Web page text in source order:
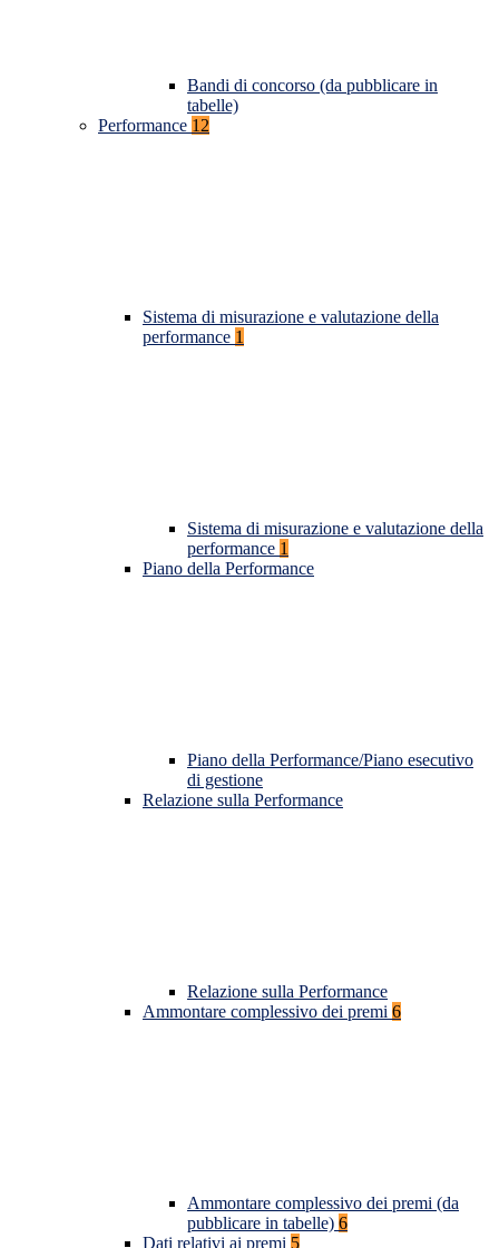
Bandi di concorso (da pubblicare in
tabelle)
Performance 12
Sistema di misurazione e valutazione della
performance 1
Sistema di misurazione e valutazione della
performance 1
Piano della Performance
Piano della Performance/Piano esecutivo
di gestione
Relazione sulla Performance
Relazione sulla Performance
Ammontare complessivo dei premi 6
Ammontare complessivo dei premi (da
pubblicare in tabelle) 6
Dati relativi ai premi 5